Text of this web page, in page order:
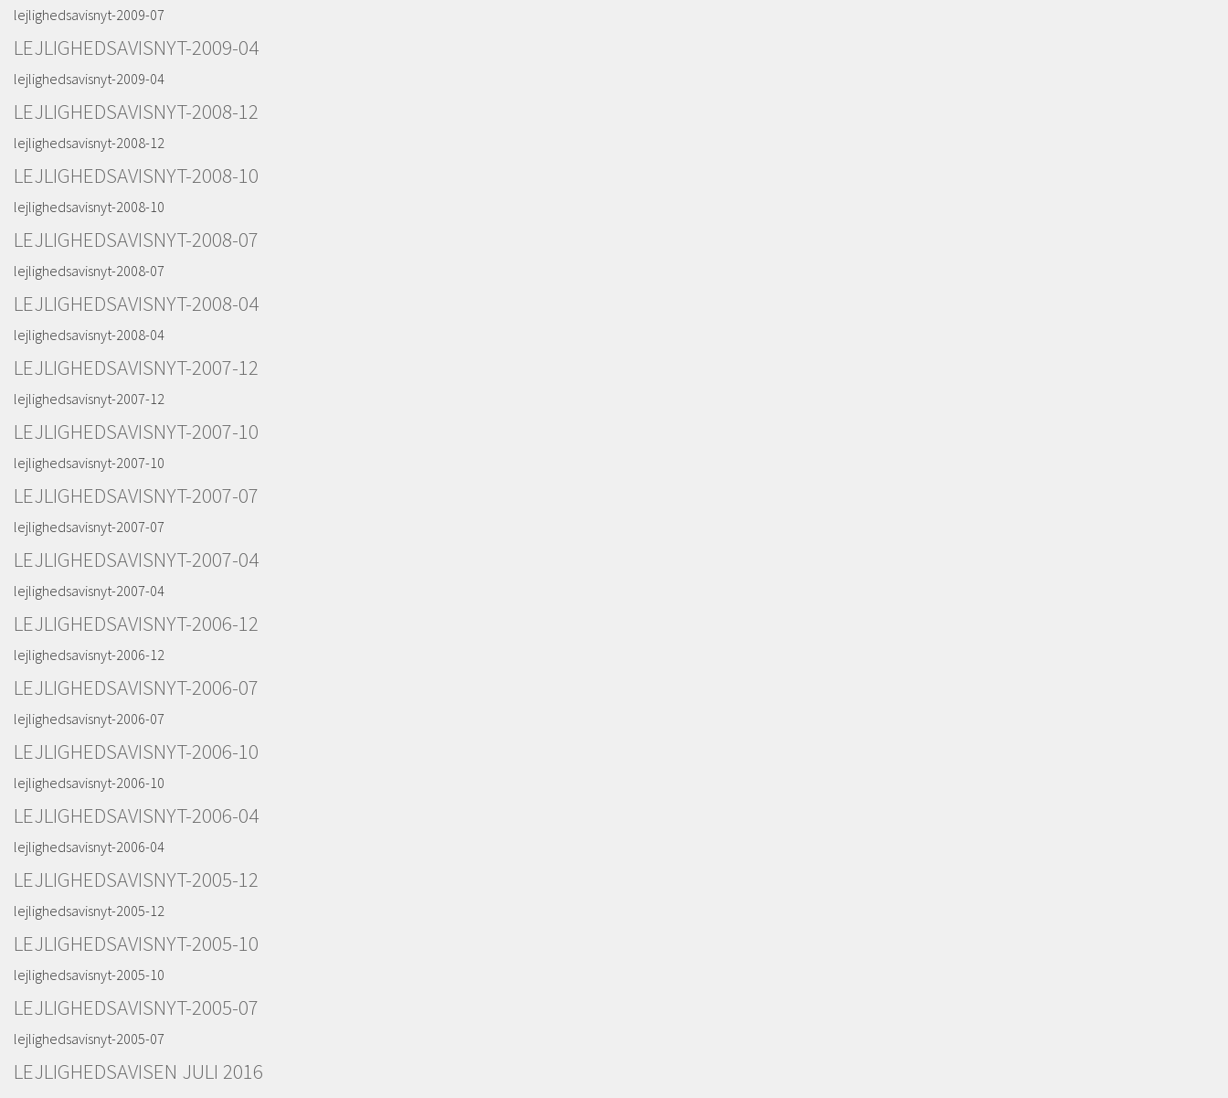
lejlighedsavisnyt-2009-07
LEJLIGHEDSAVISNYT-2009-04
lejlighedsavisnyt-2009-04
LEJLIGHEDSAVISNYT-2008-12
lejlighedsavisnyt-2008-12
LEJLIGHEDSAVISNYT-2008-10
lejlighedsavisnyt-2008-10
LEJLIGHEDSAVISNYT-2008-07
lejlighedsavisnyt-2008-07
LEJLIGHEDSAVISNYT-2008-04
lejlighedsavisnyt-2008-04
LEJLIGHEDSAVISNYT-2007-12
lejlighedsavisnyt-2007-12
LEJLIGHEDSAVISNYT-2007-10
lejlighedsavisnyt-2007-10
LEJLIGHEDSAVISNYT-2007-07
lejlighedsavisnyt-2007-07
LEJLIGHEDSAVISNYT-2007-04
lejlighedsavisnyt-2007-04
LEJLIGHEDSAVISNYT-2006-12
lejlighedsavisnyt-2006-12
LEJLIGHEDSAVISNYT-2006-07
lejlighedsavisnyt-2006-07
LEJLIGHEDSAVISNYT-2006-10
lejlighedsavisnyt-2006-10
LEJLIGHEDSAVISNYT-2006-04
lejlighedsavisnyt-2006-04
LEJLIGHEDSAVISNYT-2005-12
lejlighedsavisnyt-2005-12
LEJLIGHEDSAVISNYT-2005-10
lejlighedsavisnyt-2005-10
LEJLIGHEDSAVISNYT-2005-07
lejlighedsavisnyt-2005-07
LEJLIGHEDSAVISEN JULI 2016